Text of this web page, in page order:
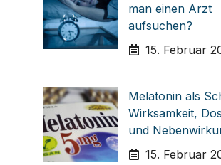
man einen Arzt
aufsuchen?
15. Februar
Melatonin als
Wirksamkeit,
und
15. Februar